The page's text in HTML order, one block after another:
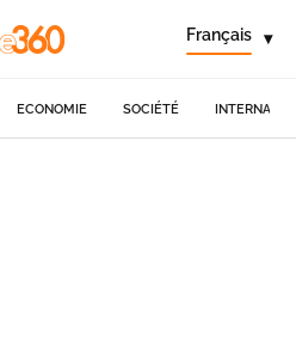
Français ▾
ECONOMIE SOCIÉTÉ